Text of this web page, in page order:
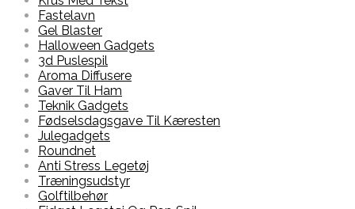
Fastelavn
Gel Blaster
Halloween Gadgets
3d Puslespil
Aroma Diffusere
Gaver Til Ham
Teknik Gadgets
Fødselsdagsgave Til Kæresten
Julegadgets
Roundnet
Anti Stress Legetøj
Træningsudstyr
Golftilbehør